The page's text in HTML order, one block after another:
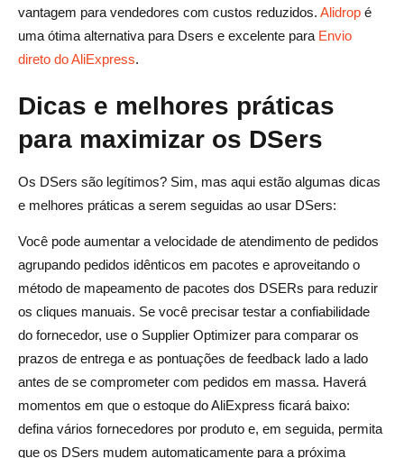
vantagem para vendedores com custos reduzidos. Alidrop é
uma ótima alternativa para Dsers e excelente para Envio
direto do AliExpress.
Dicas e melhores práticas
para maximizar os DSers
Os DSers são legítimos? Sim, mas aqui estão algumas dicas
e melhores práticas a serem seguidas ao usar DSers:
Você pode aumentar a velocidade de atendimento de pedidos
agrupando pedidos idênticos em pacotes e aproveitando o
método de mapeamento de pacotes dos DSERs para reduzir
os cliques manuais. Se você precisar testar a confiabilidade
do fornecedor, use o Supplier Optimizer para comparar os
prazos de entrega e as pontuações de feedback lado a lado
antes de se comprometer com pedidos em massa. Haverá
momentos em que o estoque do AliExpress ficará baixo:
defina vários fornecedores por produto e, em seguida, permita
que os DSers mudem automaticamente para a próxima